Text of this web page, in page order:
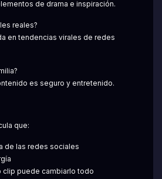
de drama e inspiración.
reales?
en tendencias virales de redes
es seguro y entretenido.
que:
de las redes sociales
clip puede cambiarlo todo